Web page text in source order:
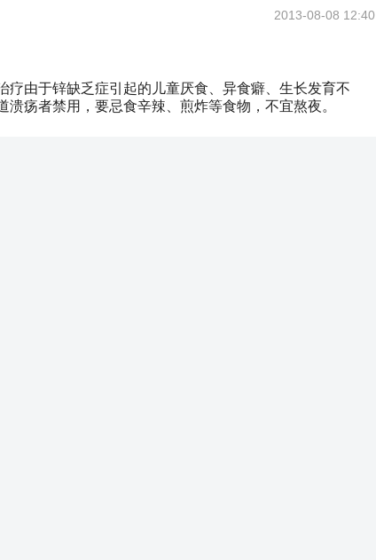
2013-08-08 12:40
由于锌缺乏症引起的儿童厌食、异食癖、生长发育不
疡者禁用，要忌食辛辣、煎炸等食物，不宜熬夜。